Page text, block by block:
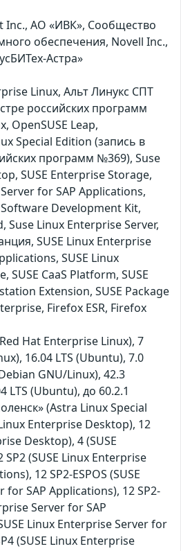
Inc., АО «ИВК», Сообщество
обеспечения, Novell Inc.,
Астра»
Linux, Альт Линукс СПТ
российских программ
OpenSUSE Leap,
Special Edition (запись в
программ №369), Suse
SUSE Enterprise Storage,
for SAP Applications,
Development Kit,
Suse Linux Enterprise Server,
SUSE Linux Enterprise
SUSE Linux
SUSE CaaS Platform, SUSE
Extension, SUSE Package
Firefox ESR, Firefox
Hat Enterprise Linux), 7
16.04 LTS (Ubuntu), 7.0
GNU/Linux), 42.3
LTS (Ubuntu), до 60.2.1
(Astra Linux Special
Enterprise Desktop), 12
Desktop), 4 (SUSE
(SUSE Linux Enterprise
12 SP2-ESPOS (SUSE
for SAP Applications), 12 SP2-
Server for SAP
Linux Enterprise Server for
(SUSE Linux Enterprise